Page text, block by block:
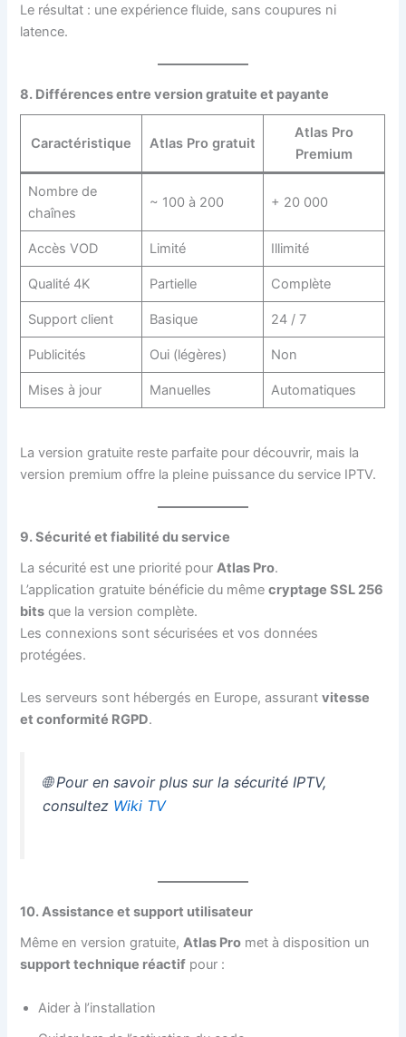
Le résultat : une expérience fluide, sans coupures ni
latence.
8. Différences entre version gratuite et payante
Caractéristique Atlas Pro gratuit
Atlas Pro
Premium
Nombre de
chaînes
~ 100 à 200 + 20 000
Accès VOD Limité Illimité
Qualité 4K Partielle Complète
Support client Basique 24 / 7
Publicités Oui (légères) Non
Mises à jour Manuelles Automatiques
La version gratuite reste parfaite pour découvrir, mais la
version premium offre la pleine puissance du service IPTV.
9. Sécurité et fiabilité du service
La sécurité est une priorité pourAtlas Pro.
L’application gratuite bénéficie du mêmecryptage SSL 256
bits que la version complète.
Les connexions sont sécurisées et vos données
protégées.
Les serveurs sont hébergés en Europe, assurantvitesse
et conformité RGPD.
🌐 Pour en savoir plus sur la sécurité IPTV,
consultez Wiki TV
10. Assistance et support utilisateur
Même en version gratuite,Atlas Pro met à disposition un
support technique réactif pour :
Aider à l’installation